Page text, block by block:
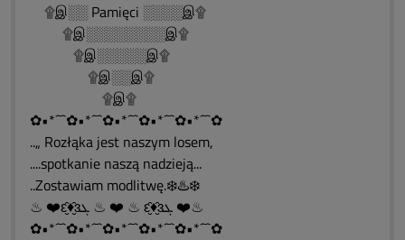
۩இ░░ Pamięci ░░░░இ۩
۩இ░░░░░░░░இ۩
۩இ░░░░░இ۩
۩இ░░இ۩
۩இ۩
✿•*´¯`✿•*´¯`✿•*´¯`✿•*´¯`✿•*´¯`✿
..„ Rozłąka jest naszym losem,
....spotkanie naszą nadzieją...
..Zostawiam modlitwę.❄️♨️❄️
♨ ❤️ԑ̮̑♦̮̑ɜܓ ♨ ❤️ ♨ ԑ̮̑♦̮̑ɜܓ ❤️♨
✿•*´¯`✿•*´¯`✿•*´¯`✿•*´¯`✿•*´¯`✿